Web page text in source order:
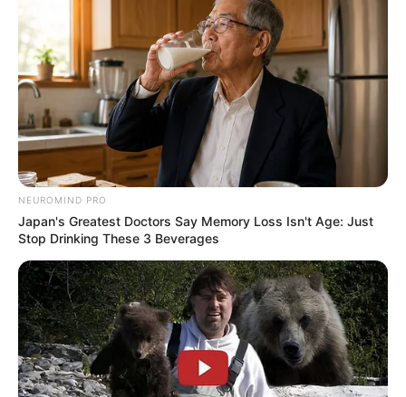
Mais uma ideia de porta copos, mas desta vez é
um modelo mais clássico e simples de fazer.
NEUROMIND PRO
Japan's Greatest Doctors Say Memory Loss Isn't Age: Just
Stop Drinking These 3 Beverages